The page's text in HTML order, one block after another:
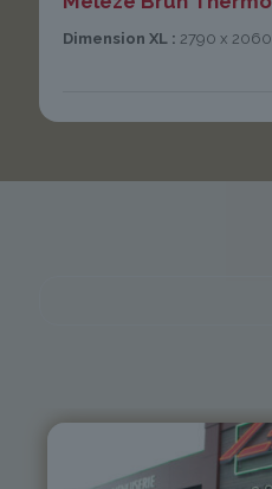
Dimension XL : 2790 x 2060